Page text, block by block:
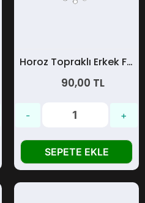
Horoz Topraklı Erkek Fiş
90,00 TL
SEPETE EKLE